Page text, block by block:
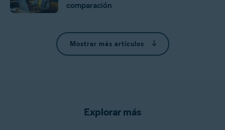
comparación
Mostrar más artículos
Explorar más